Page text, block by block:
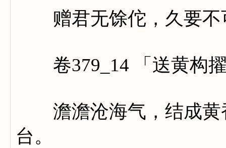
赠君无馀佗，久要不
卷379_14 「送黄构擢
澹澹沧海气，结成黄
台。